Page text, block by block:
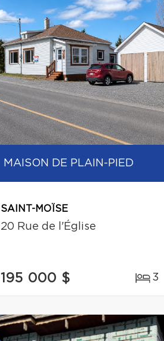
MAISON DE PLAIN-PIED
SAINT-MOÏSE
20 Rue de l'Église
195 000 $ 3